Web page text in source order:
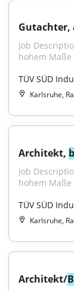
Job
hohem
TÜV SÜD
Karlsruhe,
Architekt,
Job
hohem
TÜV SÜD
Karlsruhe,
Architekt/